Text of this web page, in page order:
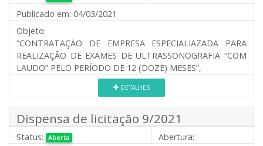
Publicado em: 04/03/2021
Objeto:
“CONTRATAÇÃO DE EMPRESA ESPECIALIAZADA PARA
REALIZAÇÃO DE EXAMES DE ULTRASSONOGRAFIA “COM
LAUDO” PELO PERÍODO DE 12 (DOZE) MESES”,
DETALHES
Dispensa de licitação 9/2021
Status: Aberta
Abertura: